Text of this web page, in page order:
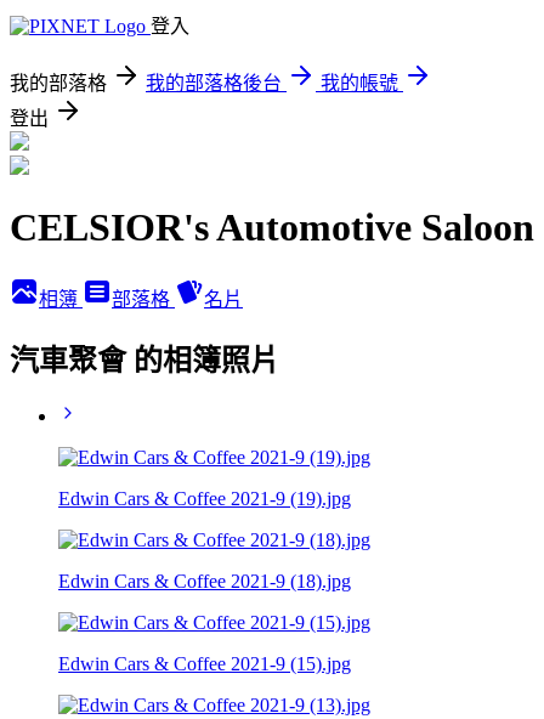
登入
我的部落格 我的部落格後台
我的帳號
登出
CELSIOR's Automotive Saloon
相簿 部落格 名片
汽車聚會 的相簿照片
Edwin Cars & Coffee 2021-9 (19).jpg
Edwin Cars & Coffee 2021-9 (18).jpg
Edwin Cars & Coffee 2021-9 (15).jpg